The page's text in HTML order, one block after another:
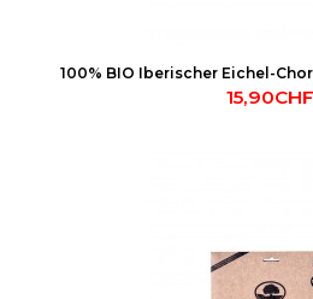
100% BIO Iberischer Eichel-
15,90CHF